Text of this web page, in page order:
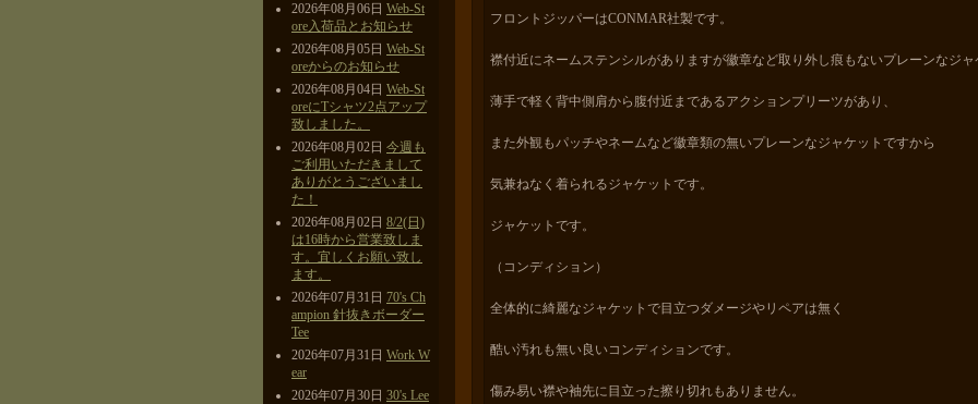
2026年08月06日 Web-St
ore入荷品とお知らせ
2026年08月05日 Web-St
oreからのお知らせ
2026年08月04日 Web-St
oreにTシャツ2点アップ
致しました。
2026年08月02日 今週も
ご利用いただきまして
ありがとうございまし
た！
2026年08月02日 8/2(日)
は16時から営業致しま
す。宜しくお願い致し
ます。
2026年07月31日 70's Ch
ampion 針抜きボーダー
Tee
2026年07月31日 Work W
ear
2026年07月30日 30's Lee
フロントジッパーはCONMAR社製です。
襟付近にネームステンシルがありますが徽章など取り外し痕もないプレーンなジ
薄手で軽く背中側肩から腹付近まであるアクションプリーツがあり、
また外観もパッチやネームなど徽章類の無いプレーンなジャケットですから
気兼ねなく着られるジャケットです。
ジャケットです。
（コンディション）
全体的に綺麗なジャケットで目立つダメージやリペアは無く
酷い汚れも無い良いコンディションです。
傷み易い襟や袖先に目立った擦り切れもありません。